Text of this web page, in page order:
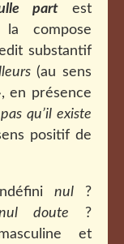
partest
compose
substantif
(au sens
en présence
qu’il existe
positif de
nul?
doute ?
et